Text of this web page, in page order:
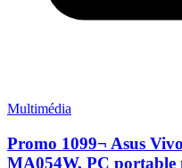
Multimédia
Promo 1099¬ Asus
MA054W, PC portable